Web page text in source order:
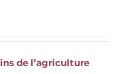
de l’agriculture